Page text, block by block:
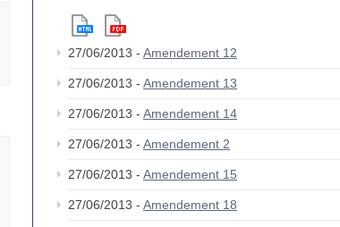
27/06/2013 - Amendement 12
27/06/2013 - Amendement 13
27/06/2013 - Amendement 14
27/06/2013 - Amendement 2
27/06/2013 - Amendement 15
27/06/2013 - Amendement 18